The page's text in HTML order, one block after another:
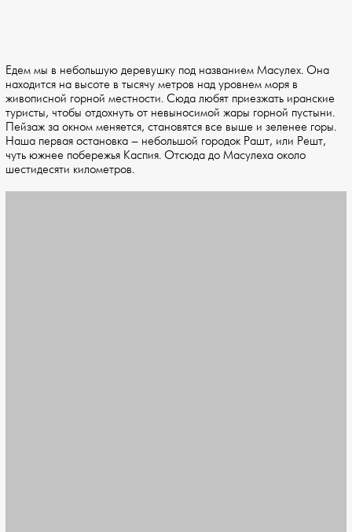
Едем мы в небольшую деревушку под названием Масулех. Она
находится на высоте в тысячу метров над уровнем моря в
живописной горной местности. Сюда любят приезжать иранские
туристы, чтобы отдохнуть от невыносимой жары горной пустыни.
Пейзаж за окном меняется, становятся все выше и зеленее горы.
Наша первая остановка – небольшой городок Рашт, или Решт,
чуть южнее побережья Каспия. Отсюда до Масулеха около
шестидесяти километров.